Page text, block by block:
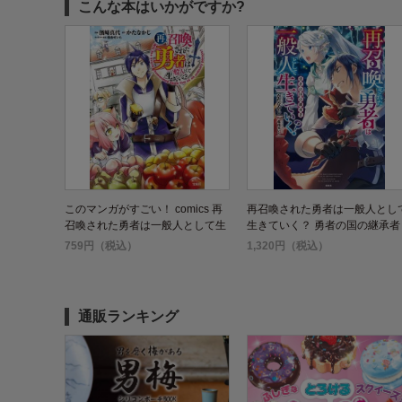
こんな本はいかがですか?
このマンガがすごい！ comics 再
召喚された勇者は一般人として生
きていく?
759円（税込）
再召喚された勇者は一般人とし
生きていく？ 勇者の国の継承者
1,320円（税込）
通販ランキング